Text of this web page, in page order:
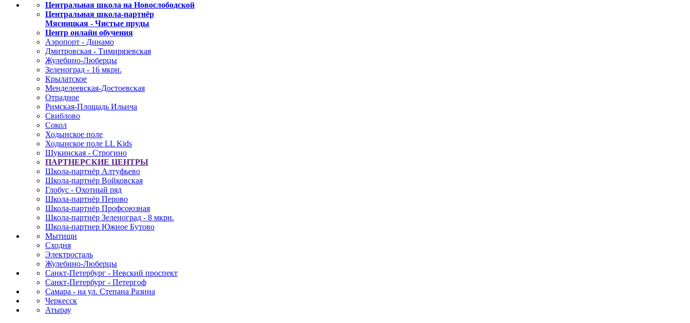
Центральная школа на Новослободской
Центральная школа-партнёр
Мясницкая - Чистые пруды
Центр онлайн обучения
Аэропорт - Динамо
Дмитровская - Тимирязевская
Жулебино-Люберцы
Зеленоград - 16 мкрн.
Крылатское
Менделеевская-Достоевская
Отрадное
Римская-Площадь Ильича
Свиблово
Сокол
Ходынское поле
Ходынское поле LL Kids
Щукинская - Строгино
ПАРТНЕРСКИЕ ЦЕНТРЫ
Школа-партнёр Алтуфьево
Школа-партнёр Войковская
Глобус - Охотный ряд
Школа-партнёр Перово
Школа-партнёр Профсоюзная
Школа-партнёр Зеленоград - 8 мкрн.
Школа-партнер Южное Бутово
Мытищи
Сходня
Электросталь
Жулебино-Люберцы
Санкт-Петербург - Невский проспект
Санкт-Петербург - Петергоф
Самара - на ул. Степана Разина
Черкесск
Атырау